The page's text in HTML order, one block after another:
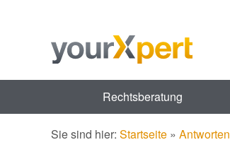
Rechtsberatung
Sie sind hier: Startseite » Antworten